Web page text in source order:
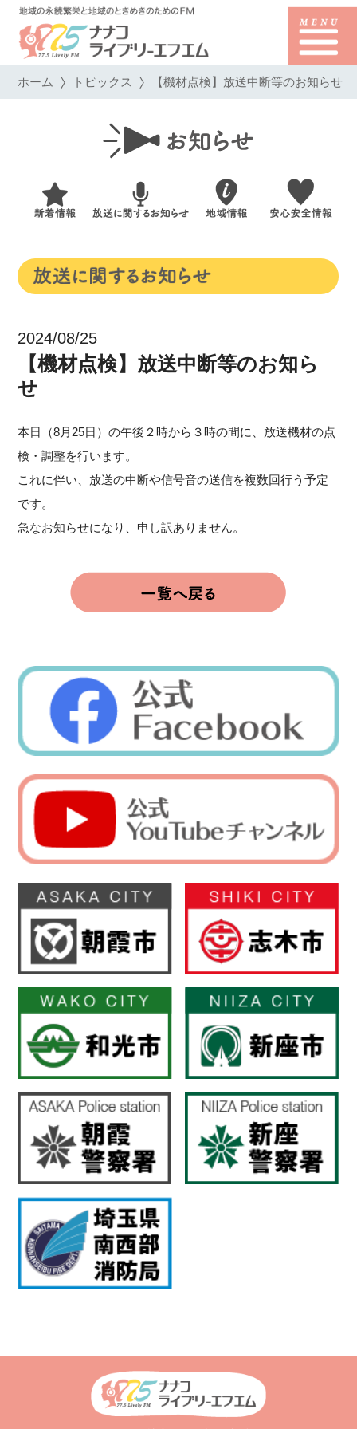
ホーム トピックス 【機材点検】放送中断等のお知らせ
2024/08/25
【機材点検】放送中断等のお知ら
せ
本日（8月25日）の午後２時から３時の間に、放送機材の点
検・調整を行います。
これに伴い、放送の中断や信号音の送信を複数回行う予定
です。
急なお知らせになり、申し訳ありません。